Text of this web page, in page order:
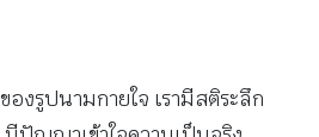
องรูปนามกายใจ เรามีสติระลึก